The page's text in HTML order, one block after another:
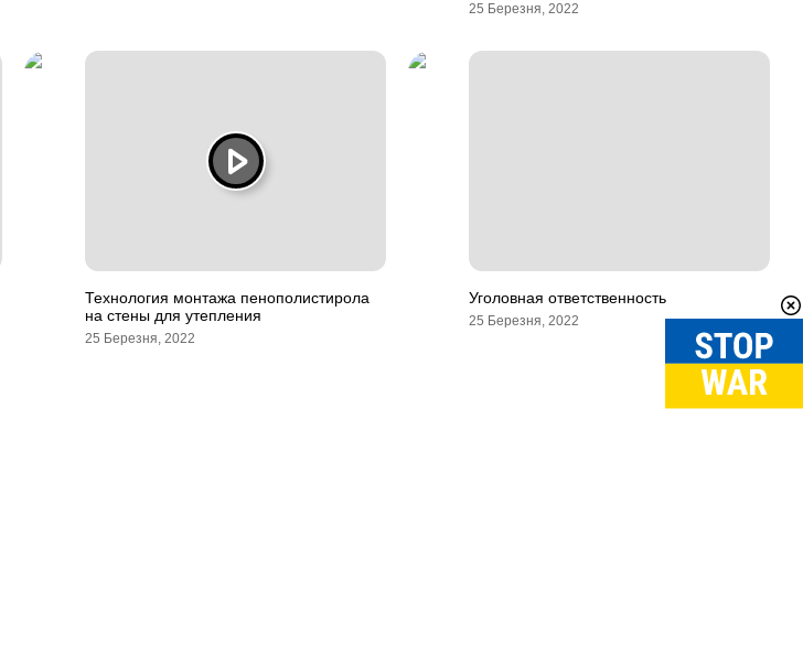
25 Березня, 2022
Технология монтажа пенополистирола
на стены для утепления
25 Березня, 2022
Уголовная ответственность
25 Березня, 2022